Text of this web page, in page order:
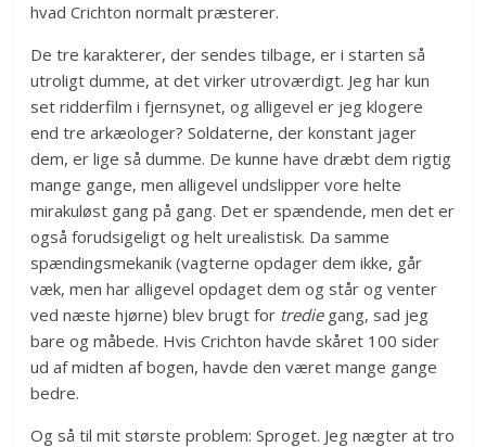
hvad Crichton normalt præsterer.
De tre karakterer, der sendes tilbage, er i starten så
utroligt dumme, at det virker utroværdigt. Jeg har kun
set ridderfilm i fjernsynet, og alligevel er jeg klogere
end tre arkæologer? Soldaterne, der konstant jager
dem, er lige så dumme. De kunne have dræbt dem rigtig
mange gange, men alligevel undslipper vore helte
mirakuløst gang på gang. Det er spændende, men det er
også forudsigeligt og helt urealistisk. Da samme
spændingsmekanik (vagterne opdager dem ikke, går
væk, men har alligevel opdaget dem og står og venter
ved næste hjørne) blev brugt for trediegang, sad jeg
bare og måbede. Hvis Crichton havde skåret 100 sider
ud af midten af bogen, havde den været mange gange
bedre.
Og så til mit største problem: Sproget. Jeg nægter at tro